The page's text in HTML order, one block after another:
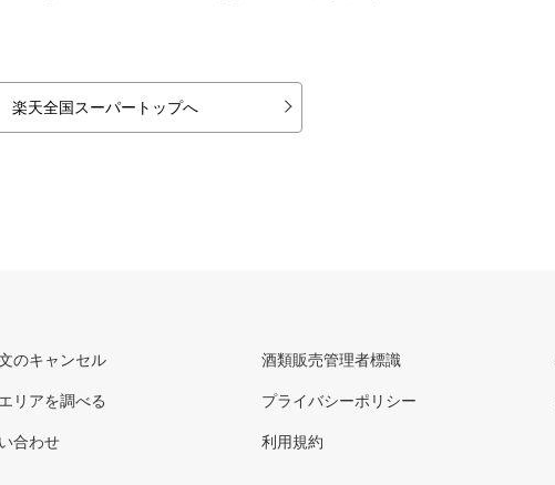
楽天全国スーパートップへ
のキャンセル
リアを調べる
合わせ
酒類販売管理者標識
プライバシーポリシー
利用規約